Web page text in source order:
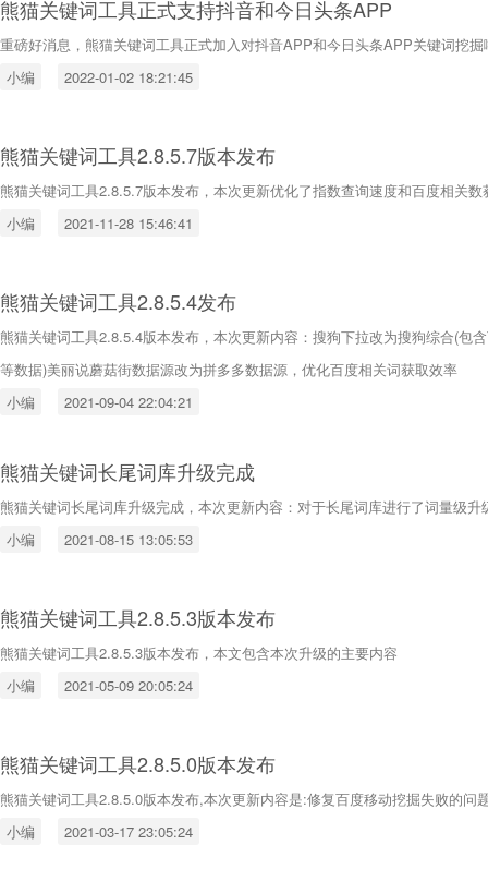
熊猫关键词工具正式支持抖音和今日头条APP
重磅好消息，熊猫关键词工具正式加入对抖音APP和今日头条APP关键词挖掘
小编
2022-01-02 18:21:45
熊猫关键词工具2.8.5.7版本发布
熊猫关键词工具2.8.5.7版本发布，本次更新优化了指数查询速度和百度相关数
小编
2021-11-28 15:46:41
熊猫关键词工具2.8.5.4发布
熊猫关键词工具2.8.5.4版本发布，本次更新内容：搜狗下拉改为搜狗综合(包
等数据)美丽说蘑菇街数据源改为拼多多数据源，优化百度相关词获取效率
小编
2021-09-04 22:04:21
熊猫关键词长尾词库升级完成
熊猫关键词长尾词库升级完成，本次更新内容：对于长尾词库进行了词量级
小编
2021-08-15 13:05:53
熊猫关键词工具2.8.5.3版本发布
熊猫关键词工具2.8.5.3版本发布，本文包含本次升级的主要内容
小编
2021-05-09 20:05:24
熊猫关键词工具2.8.5.0版本发布
熊猫关键词工具2.8.5.0版本发布,本次更新内容是:修复百度移动挖掘失败的问
小编
2021-03-17 23:05:24